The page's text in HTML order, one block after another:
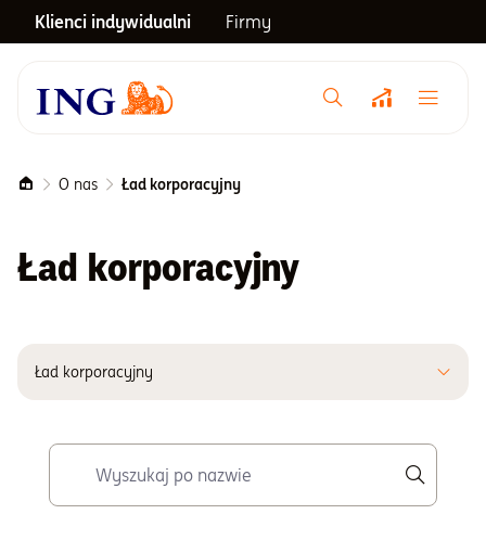
Klienci indywidualni Firmy
Menu główne
Notowania
Emerytura
O nas Ład korporacyjny
Ład korporacyjny
Ład korporacyjny